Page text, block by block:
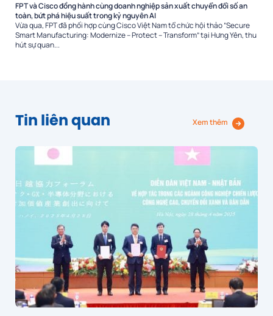
FPT và Cisco đồng hành cùng doanh nghiệp sản xuất chuyển đổi số an
toàn, bứt phá hiệu suất trong kỷ nguyên AI
Vừa qua, FPT đã phối hợp cùng Cisco Việt Nam tổ chức hội thảo “Secure
Smart Manufacturing: Modernize – Protect – Transform” tại Hưng Yên, thu
hút sự quan...
Tin liên quan Xem thêm